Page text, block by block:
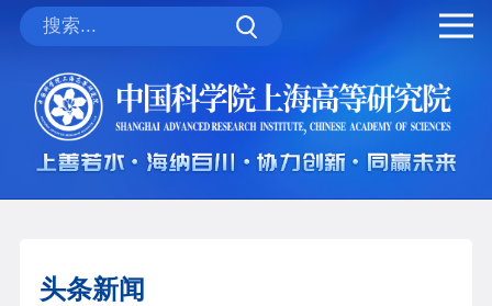
头条新闻